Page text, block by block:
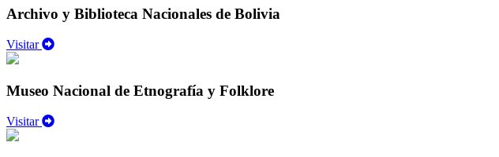
Archivo y Biblioteca Nacionales de Bolivia
Visitar
Museo Nacional de Etnografía y Folklore
Visitar